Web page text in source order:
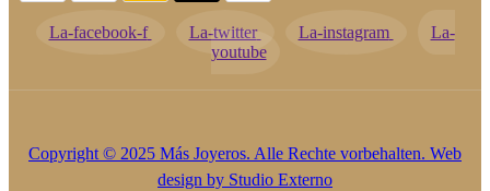
La-facebook-f La-twitter La-instagram
La-
youtube
Copyright © 2025 Más Joyeros. Alle Rechte vorbehalten. Web
design by Studio Externo